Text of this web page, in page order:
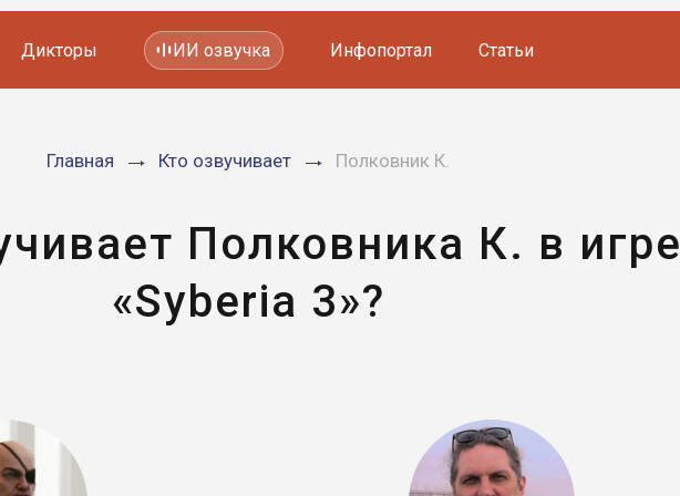
Мультфильмов
Дикторы ИИ озвучка Инфопортал Статьи
Главная Кто озвучивает Полковник К.
Полковника К. в игре
«Syberia 3»?